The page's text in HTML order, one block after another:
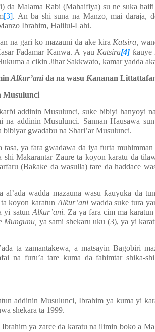
da Malama Rabi (Mahaifiya) su ne suka
[3]. An ba shi suna na Manzo, mai daraja,
Ibrahim, Halilul-Lahi.
na gari ko mazauni da ake kira Katsira,
asar Fadamar Kanwa. A yau Katsira[4] ƙauye
a cikin Jihar Sakkwato, kamar yadda
Alƙur’anida na wasu Ƙananan
Musulunci
ɓi addinin Musulunci, suke bibiyi hanyoyi
na addinin Musulunci. Sannan Hausawa
bibiyar gwadabu na Shari’ar Musulunci.
ya fara gwadawa da iya furta muhimman
shi Makarantar Zaure ta koyon karatu da
(Baƙaƙe da wasulla) tare da haddace
wadda mazauna wasu ƙauyuka da
koyon karatun Alƙur’ani wadda suke tura
yi satun Alƙur’ani. Za ya fara cim ma
Mungunu, ya sami shekaru uku (3), ya yi
ta zamantakewa, a matsayin Bagobiri
na furu’a tare kuma da fahimtar shika-
addinin Musulunci, Ibrahim ya kuma yi
shekara ta 1999.
ya zarce da karatu na ilimin boko a